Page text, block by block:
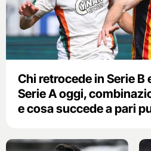
Chi retrocede in Serie B
Serie A oggi,
e cosa succede a pari